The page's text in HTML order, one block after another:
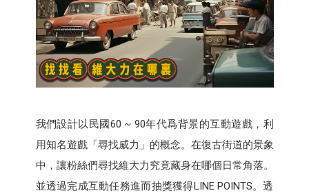
我們設計以民國60 ~ 90年代爲背景的互動遊戲，利
用知名遊戲「尋找威力」的概念。在復古街道的景象
中，讓粉絲們尋找維大力究竟藏身在哪個日常角落。
並透過完成互動任務進而抽獎獲得LINE POINTS。透